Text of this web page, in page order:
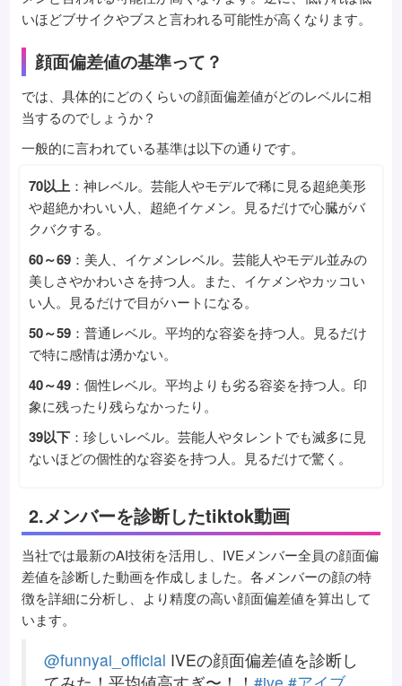
いほどブサイクやブスと言われる可能性が高くなります。
顔面偏差値の基準って？
では、具体的にどのくらいの顔面偏差値がどのレベルに相
当するのでしょうか？
一般的に言われている基準は以下の通りです。
70以上 ：神レベル。芸能人やモデルで稀に見る超絶美形
や超絶かわいい人、超絶イケメン。見るだけで心臓がバ
クバクする。
60～69 ：美人、イケメンレベル。芸能人やモデル並みの
美しさやかわいさを持つ人。また、イケメンやカッコい
い人。見るだけで目がハートになる。
50～59 ：普通レベル。平均的な容姿を持つ人。見るだけ
で特に感情は湧かない。
40～49 ：個性レベル。平均よりも劣る容姿を持つ人。印
象に残ったり残らなかったり。
39以下 ：珍しいレベル。芸能人やタレントでも滅多に見
ないほどの個性的な容姿を持つ人。見るだけで驚く。
2.メンバーを診断したtiktok動画
当社では最新のAI技術を活用し、IVEメンバー全員の顔面偏
差値を診断した動画を作成しました。各メンバーの顔の特
徴を詳細に分析し、より精度の高い顔面偏差値を算出して
います。
@funnyai_official IVEの顔面偏差値を診断し